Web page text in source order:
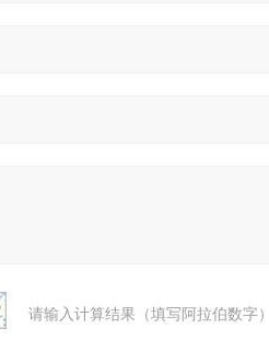
请输入计算结果（填写阿拉伯数字